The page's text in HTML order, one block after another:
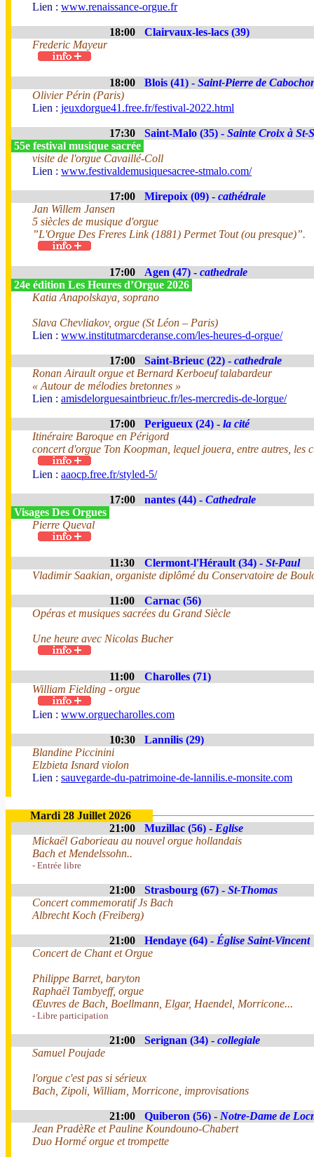
Lien : www.renaissance-orgue.fr
18:00
Clairvaux-les-lacs (39)
Frederic Mayeur
18:00 Blois (41) - Saint-Pierre de
Olivier Périn (Paris)
Lien : jeuxdorgue41.free.fr/festival-2022.html
17:30 Saint-Malo (35) - Sainte Croix à St-
55e festival musique sacrée
visite de l'orgue Cavaillé-Coll
Lien : www.festivaldemusiquesacree-stmalo.com/
17:00 Mirepoix (09) - cathédrale
Jan Willem Jansen
5 siècles de musique d'orgue
”L'Orgue Des Freres Link (1881) Permet Tout (ou presque)”.
17:00 Agen (47) - cathedrale
24e édition Les Heures d’Orgue 2026
Katia Anapolskaya, soprano
Slava Chevliakov, orgue (St Léon – Paris)
Lien : www.institutmarcderanse.com/les-heures-d-orgue/
17:00 Saint-Brieuc (22) - cathedrale
Ronan Airault orgue et Bernard Kerboeuf talabardeur
« Autour de mélodies bretonnes »
Lien : amisdelorguesaintbrieuc.fr/les-mercredis-de-lorgue/
17:00 Perigueux (24) - la cité
Itinéraire Baroque en Périgord
concert d'orgue Ton Koopman, lequel jouera, entre autres, les
Lien : aaocp.free.fr/styled-5/
17:00 nantes (44) - Cathedrale
Visages Des Orgues
Pierre Queval
11:30 Clermont-l'Hérault (34) - St-Paul
Vladimir Saakian, organiste diplômé du Conservatoire de
11:00
Carnac (56)
Opéras et musiques sacrées du Grand Siècle
Une heure avec Nicolas Bucher
11:00
Charolles (71)
William Fielding - orgue
Lien : www.orguecharolles.com
10:30
Lannilis (29)
Blandine Piccinini
Elzbieta Isnard violon
Lien : sauvegarde-du-patrimoine-de-lannilis.e-monsite.com
Mardi 28 Juillet 2026
21:00
Muzillac (56) - Eglise
Mickaël Gaborieau au nouvel orgue hollandais
Bach et Mendelssohn..
- Entrée libre
21:00 Strasbourg (67) - St-Thomas
Concert commemoratif Js Bach
Albrecht Koch (Freiberg)
21:00 Hendaye (64) - Église Saint-Vincent
Concert de Chant et Orgue
Philippe Barret, baryton
Raphaël Tambyeff, orgue
Œuvres de Bach, Boellmann, Elgar, Haendel, Morricone...
- Libre participation
21:00 Serignan (34) - collegiale
Samuel Poujade
l'orgue c'est pas si sérieux
Bach, Zipoli, William, Morricone, improvisations
21:00 Quiberon (56) - Notre-Dame de
Jean PradèRe et Pauline Koundouno-Chabert
Duo Hormé orgue et trompette